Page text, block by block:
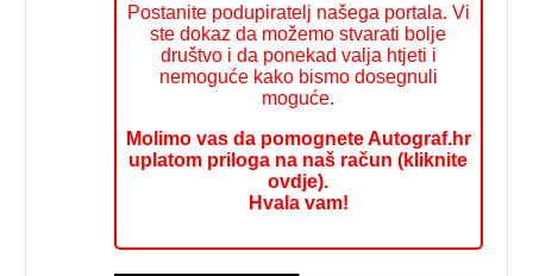
Postanite podupiratelj našega portala. Vi
ste dokaz da možemo stvarati bolje
društvo i da ponekad valja htjeti i
nemoguće kako bismo dosegnuli
moguće.
Molimo vas da pomognete Autograf.hr
uplatom priloga na naš račun (kliknite
ovdje).
Hvala vam!